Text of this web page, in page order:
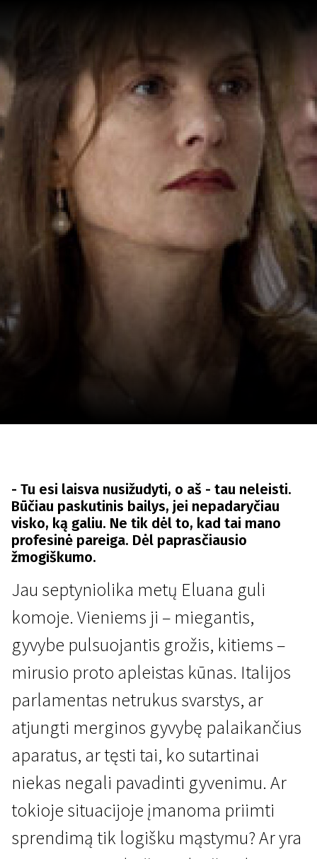
Kertant Europą
Miegantis grožis
1 val. 50 min. | Drama | N/A
- Tu esi laisva nusižudyti, o aš - tau neleisti.
Būčiau paskutinis bailys, jei nepadaryčiau
visko, ką galiu. Ne tik dėl to, kad tai mano
profesinė pareiga. Dėl paprasčiausio
žmogiškumo.
Jau septyniolika metų Eluana guli
komoje. Vieniems ji – miegantis,
gyvybe pulsuojantis grožis, kitiems –
mirusio proto apleistas kūnas. Italijos
parlamentas netrukus svarstys, ar
atjungti merginos gyvybę palaikančius
aparatus, ar tęsti tai, ko sutartinai
niekas negali pavadinti gyvenimu. Ar
tokioje situacijoje įmanoma priimti
sprendimą tik logišku mąstymu? Ar yra